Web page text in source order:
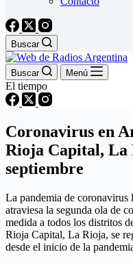
Buscar
Buscar Menú
El tiempo
Coronavirus en
Rioja Capital, La
septiembre
La pandemia de coronavirus
atraviesa la segunda ola de
medida a todos los distritos
Rioja Capital, La Rioja, se
desde el inicio de la